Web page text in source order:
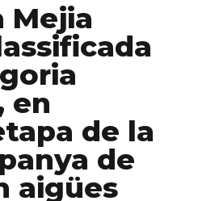
Mejia
en
de la
de
aigües